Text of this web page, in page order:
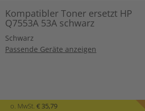
Kompatibler Toner ersetzt HP
Q7553A 53A schwarz
Schwarz
Passende Geräte anzeigen
o. MwSt. € 35,79